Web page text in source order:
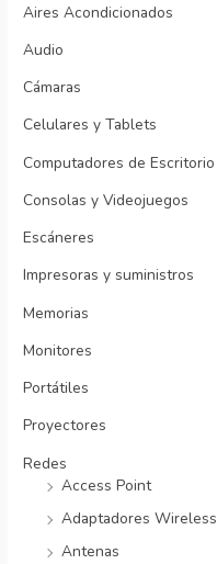
Aires Acondicionados
Audio
Cámaras
Celulares y Tablets
Computadores de Escritorio
Consolas y Videojuegos
Escáneres
Impresoras y suministros
Memorias
Monitores
Portátiles
Proyectores
Redes
Access Point
Adaptadores Wireless
Antenas